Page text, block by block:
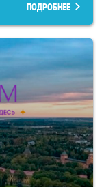
ПОДРОБНЕЕ